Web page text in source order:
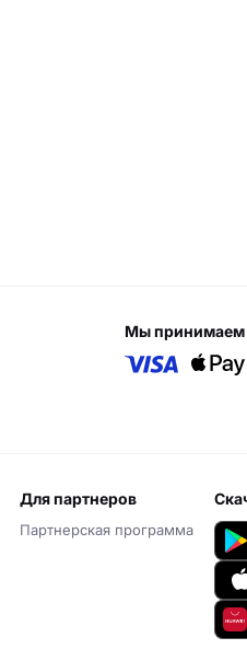
мы принимаем
для партнеров
Партнерская программа